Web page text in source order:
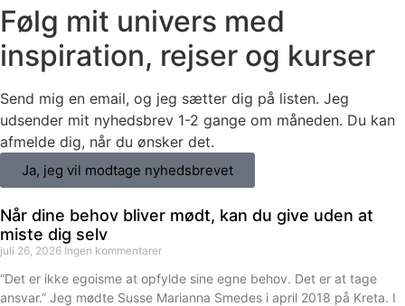
Følg mit univers med
inspiration, rejser og kurser
Send mig en email, og jeg sætter dig på listen. Jeg
udsender mit nyhedsbrev 1-2 gange om måneden. Du kan
afmelde dig, når du ønsker det.
Ja, jeg vil modtage nyhedsbrevet
Når dine behov bliver mødt, kan du give uden at
miste dig selv
juli 26, 2026 Ingen kommentarer
“Det er ikke egoisme at opfylde sine egne behov. Det er at tage
ansvar.” Jeg mødte Susse Marianna Smedes i april 2018 på Kreta. I